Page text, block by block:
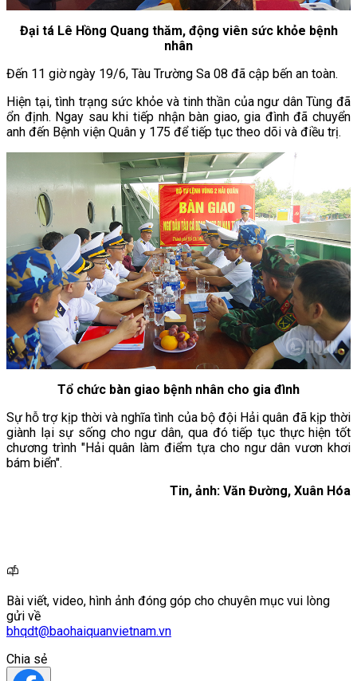
Đại tá Lê Hồng Quang thăm, động viên sức khỏe bệnh
nhân
Đến 11 giờ ngày 19/6, Tàu Trường Sa 08 đã cập bến an toàn.
Hiện tại, tình trạng sức khỏe và tinh thần của ngư dân Tùng đã
ổn định. Ngay sau khi tiếp nhận bàn giao, gia đình đã chuyển
anh đến Bệnh viện Quân y 175 để tiếp tục theo dõi và điều trị.
Tổ chức bàn giao bệnh nhân cho gia đình
Sự hỗ trợ kịp thời và nghĩa tình của bộ đội Hải quân đã kịp thời
giành lại sự sống cho ngư dân, qua đó tiếp tục thực hiện tốt
chương trình "Hải quân làm điểm tựa cho ngư dân vươn khơi
bám biển".
Tin, ảnh: Văn Đường, Xuân Hóa
Bài viết, video, hình ảnh đóng góp cho chuyên mục vui lòng
gửi về
bhqdt@baohaiquanvietnam.vn
Chia sẻ